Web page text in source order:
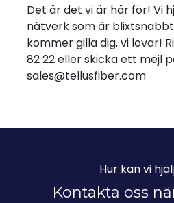
Det är det vi är här för! Vi
nätverk som är
kommer gilla dig, vi lovar!
82 22 eller skicka ett mejl
sales@tellusfiber.com
Hur kan vi
Kontakta oss